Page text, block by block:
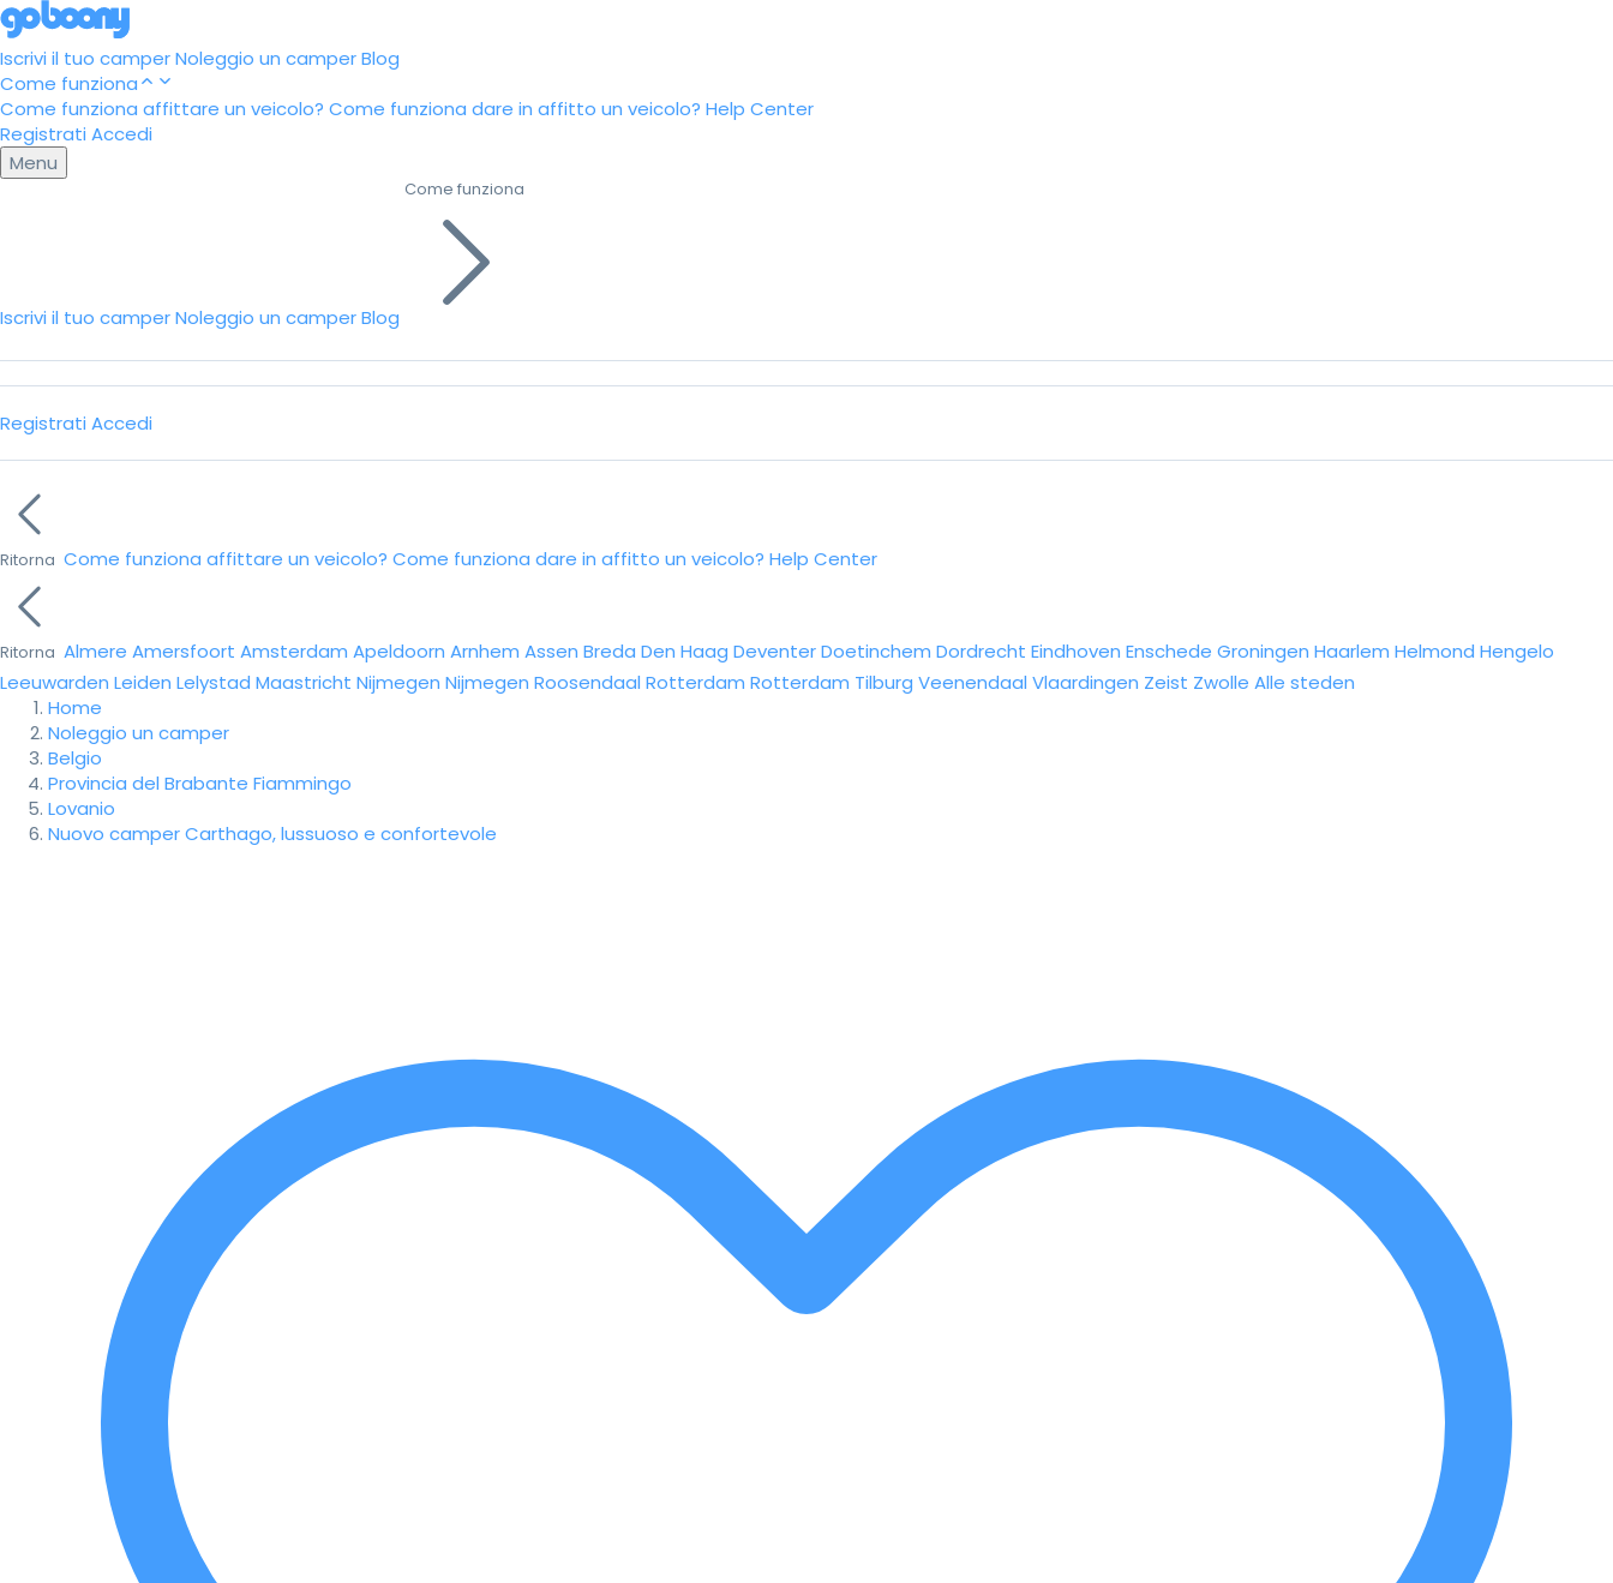
Iscrivi il tuo camperNoleggio un camperBlog
Come funziona
Come funziona affittare un veicolo? Come funziona dare in affitto un veicolo? Help Center
Registrati Accedi
Menu
Iscrivi il tuo camperNoleggio un camperBlog
Come funziona
Registrati Accedi
Ritorna Come funziona affittare un veicolo? Come funziona dare in affitto un veicolo? Help Center
Ritorna Almere Amersfoort Amsterdam Apeldoorn Arnhem Assen Breda Den Haag DeventerDoetinchem Dordrecht Eindhoven Enschede Groningen Haarlem Helmond Hengelo
Leeuwarden Leiden Lelystad Maastricht Nijmegen Nijmegen Roosendaal Rotterdam Rotterdam Tilburg Veenendaal Vlaardingen Zeist Zwolle Alle steden
Home
Noleggio un camper
Belgio
Provincia del Brabante Fiammingo
Lovanio
Nuovo camper Carthago, lussuoso e confortevole